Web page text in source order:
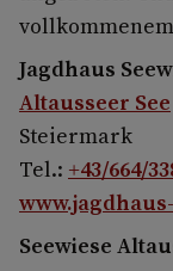
Jagdhaus
Altausseer See
Steiermark
Tel.: +43/664/
Seewiese